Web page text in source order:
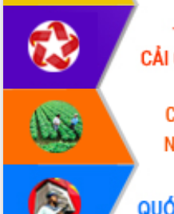
UBND tỉnh họp báo định kỳ tháng 4
năm 2026
Hội thảo khoa học “Giải pháp thúc đẩy
phát triển nền kinh tế xanh tại tỉnh
Tăng cường giám sát, đôn đốc thực
hiện nhiệm vụ quản lý tài sản công
hàng tuần
Tháo gỡ những vướng mắc, đẩy mạnh
công tác cải cách thủ tục hành chính
tại Trung tâm Phục vụ hành chính
công tỉnh